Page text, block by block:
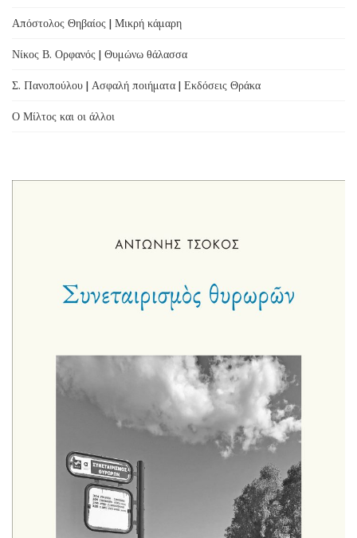
Απόστολος Θηβαίος | Μικρή κάμαρη
Νίκος Β. Ορφανός | Θυμώνω θάλασσα
Σ. Πανοπούλου | Ασφαλή ποιήματα | Εκδόσεις Θράκα
Ο Μίλτος και οι άλλοι